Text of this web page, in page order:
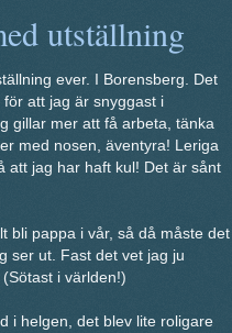
utställning
ever. I Borensberg. Det
att jag är snyggast i
gillar mer att få arbeta, tänka
med nosen, äventyra! Leriga
att jag har haft kul! Det är sånt
bli pappa i vår, så då måste det
ser ut. Fast det vet jag ju
i världen!)
i helgen, det blev lite roligare